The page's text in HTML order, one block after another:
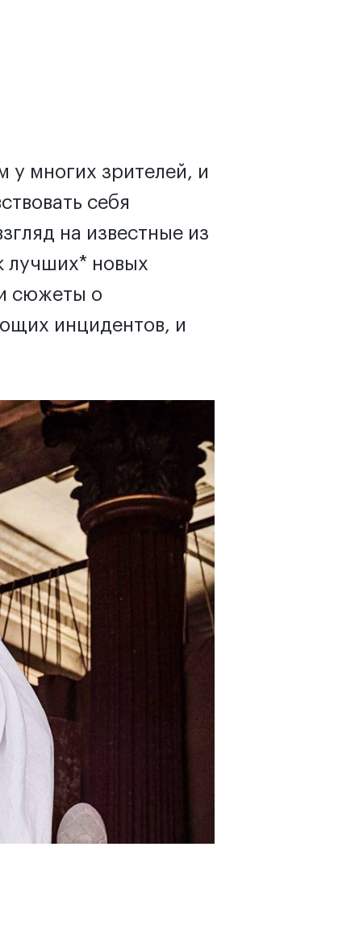
у многих зрителей, и
себя
на известные из
лучших* новых
сюжеты о
инцидентов, и